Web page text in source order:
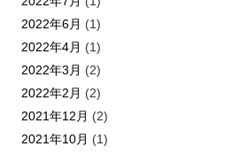
2022年6月 (1)
2022年4月 (1)
2022年3月 (2)
2022年2月 (2)
2021年12月 (2)
2021年10月 (1)